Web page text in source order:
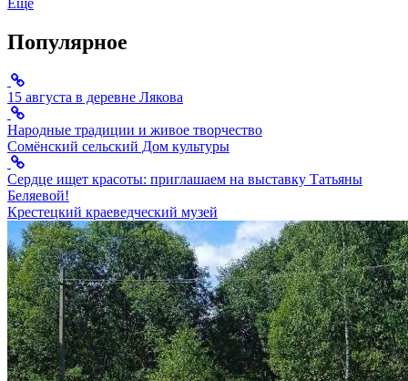
Ещё
Популярное
15 августа в деревне Лякова
Народные традиции и живое творчество
Сомёнский сельский Дом культуры
Сердце ищет красоты: приглашаем на выставку Татьяны
Беляевой!
Крестецкий краеведческий музей